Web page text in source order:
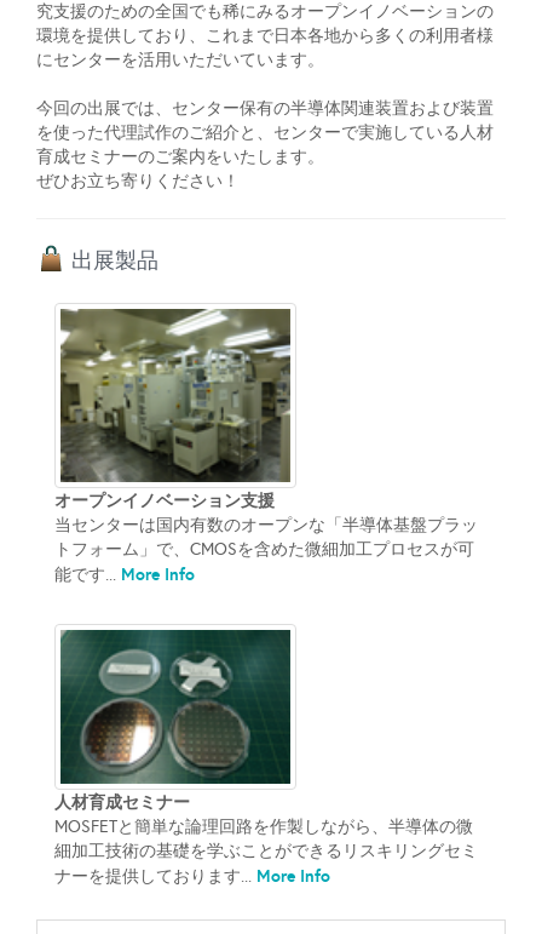
究支援のための全国でも稀にみるオープンイノベーションの
環境を提供しており、これまで日本各地から多くの利用者様
にセンターを活用いただいています。
今回の出展では、センター保有の半導体関連装置および装置
を使った代理試作のご紹介と、センターで実施している人材
育成セミナーのご案内をいたします。
ぜひお立ち寄りください！
出展製品
オープンイノベーション支援
当センターは国内有数のオープンな「半導体基盤プラッ
トフォーム」で、CMOSを含めた微細加工プロセスが可
能です... More Info
人材育成セミナー
MOSFETと簡単な論理回路を作製しながら、半導体の微
細加工技術の基礎を学ぶことができるリスキリングセミ
ナーを提供しております... More Info